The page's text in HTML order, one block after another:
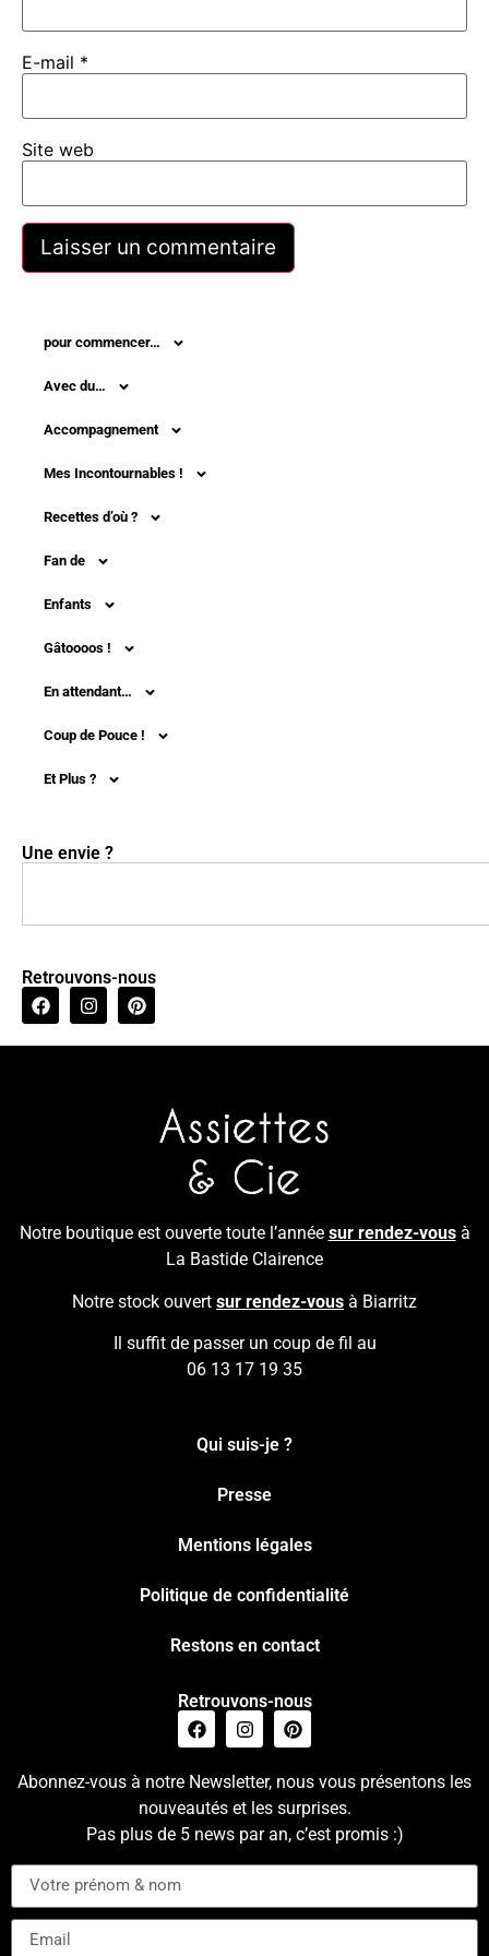
E-mail *
Site web
pour commencer…
Avec du…
Accompagnement
Mes Incontournables !
Recettes d’où ?
Fan de
Enfants
Gâtoooos !
En attendant…
Coup de Pouce !
Et Plus ?
Une envie ?
Retrouvons-nous
Notre boutique est ouverte toute l’année sur rendez-vousà
La Bastide Clairence
Notre stock ouvert sur rendez-vous à Biarritz
Il suffit de passer un coup de fil au
06 13 17 19 35
Qui suis-je ?
Presse
Mentions légales
Politique de confidentialité
Restons en contact
Retrouvons-nous
Abonnez-vous à notre Newsletter, nous vous présentons les
nouveautés et les surprises.
Pas plus de 5 news par an, c’est promis :)